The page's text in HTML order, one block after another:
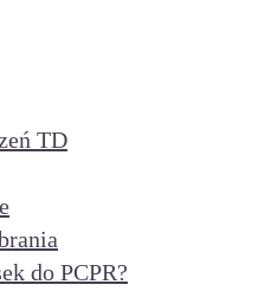
TD
do PCPR?